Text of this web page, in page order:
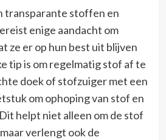
transparante stoffen en
enige aandacht om
ze er op hun best uit blijven
tip is om regelmatig stof af te
doek of stofzuiger met een
om ophoping van stof en
helpt niet alleen om de stof
verlengt ook de